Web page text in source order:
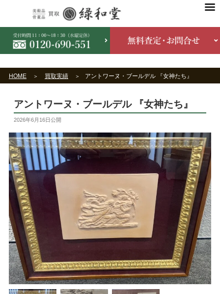
HOME 買取実績 アントワーヌ・ブールデル 『女神たち』
アントワーヌ・ブールデル 『女神たち』
2026年6月16日公開